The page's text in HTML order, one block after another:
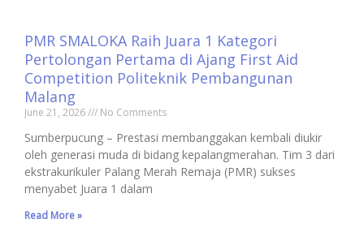
PMR SMALOKA Raih Juara 1 Kategori
Pertolongan Pertama di Ajang First Aid
Competition Politeknik Pembangunan
Malang
June 21, 2026 No Comments
Sumberpucung – Prestasi membanggakan kembali diukir
oleh generasi muda di bidang kepalangmerahan. Tim 3 dari
ekstrakurikuler Palang Merah Remaja (PMR) sukses
menyabet Juara 1 dalam
Read More »